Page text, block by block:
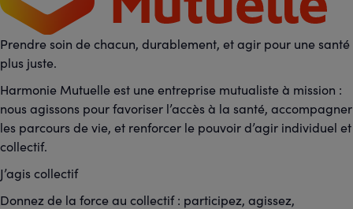
Prendre soin de chacun, durablement, et agir pour une santé
plus juste.
Harmonie Mutuelle est une entreprise mutualiste à mission :
nous agissons pour favoriser l’accès à la santé, accompagner
les parcours de vie, et renforcer le pouvoir d’agir individuel et
collectif.
J’agis collectif
Donnez de la force au collectif : participez, agissez,